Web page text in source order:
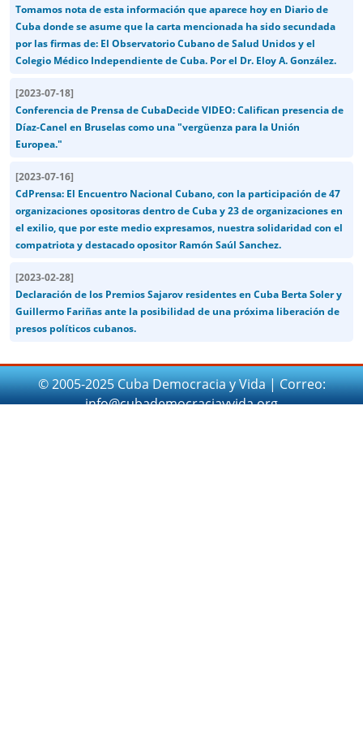
Tomamos nota de esta información que aparece hoy en Diario de
Cuba donde se asume que la carta mencionada ha sido secundada
por las firmas de: El Observatorio Cubano de Salud Unidos y el
Colegio Médico Independiente de Cuba. Por el Dr. Eloy A. González.
[2023-07-18]
Conferencia de Prensa de CubaDecide VIDEO: Califican presencia de
Díaz-Canel en Bruselas como una "vergüenza para la Unión
Europea."
[2023-07-16]
CdPrensa: El Encuentro Nacional Cubano, con la participación de 47
organizaciones opositoras dentro de Cuba y 23 de organizaciones en
el exilio, que por este medio expresamos, nuestra solidaridad con el
compatriota y destacado opositor Ramón Saúl Sanchez.
[2023-02-28]
Declaración de los Premios Sajarov residentes en Cuba Berta Soler y
Guillermo Fariñas ante la posibilidad de una próxima liberación de
presos políticos cubanos.
© 2005-2025 Cuba Democracia y Vida | Correo:
info@cubademocraciayvida.org